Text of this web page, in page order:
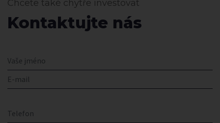
Chcete také chytře investovat
Kontaktujte nás